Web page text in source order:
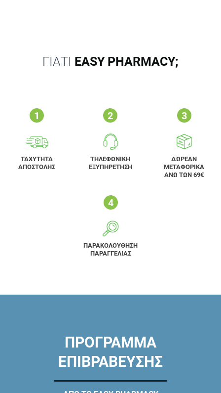
ΓΙΑΤΙ EASY PHARMACY;
ΤΑΧΥΤΗΤΑ
ΑΠΟΣΤΟΛΗΣ
ΤΗΛΕΦΩΝΙΚΗ
ΕΞΥΠΗΡΕΤΗΣΗ
ΔΩΡΕΑΝ
ΜΕΤΑΦΟΡΙΚΑ
ΑΝΩ ΤΩΝ 69€
ΠΑΡΑΚΟΛΟΥΘΗΣΗ
ΠΑΡΑΓΓΕΛΙΑΣ
ΠΡΟΓΡΑΜΜΑ
ΕΠΙΒΡΑΒΕΥΣΗΣ